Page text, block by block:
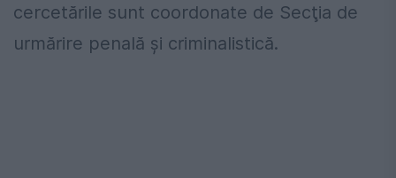
cercetările sunt coordonate de Secţia de
urmărire penală şi criminalistică.